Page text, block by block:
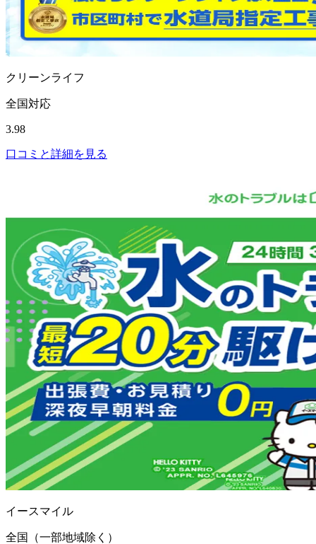
クリーンライフ
全国対応
3.98
口コミと詳細を見る
イースマイル
全国（一部地域除く）